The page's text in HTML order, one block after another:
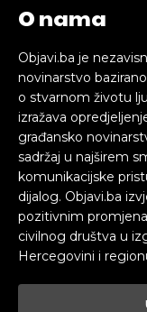
O nama
Objavi.ba je
novinarstvo
o stvarnom životu
izražava
građansko
sadržaj u najširem
komunikacijske
dijalog. Objavi.ba
pozitivnim
civilnog društva u
Hercegovini i